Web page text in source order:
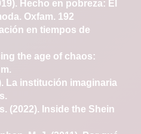
Hecho en pobreza: El
Oxfam. 192
en tiempos de
the age of chaos:
La institución imaginaria
(2022). Inside the Shein